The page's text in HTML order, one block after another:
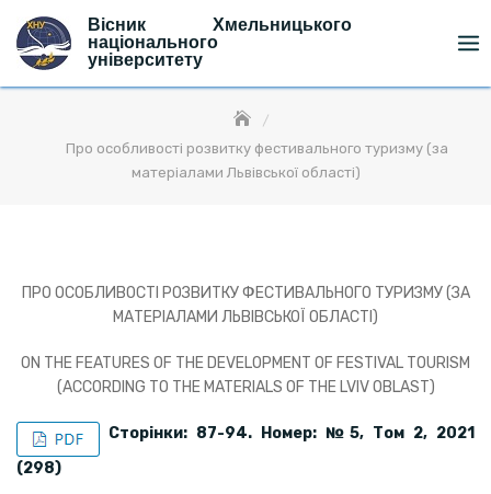
content
Вісник Хмельницького
національного
університету
Про особливості розвитку фестивального туризму (за
матеріалами Львівської області)
ПРО ОСОБЛИВОСТІ РОЗВИТКУ ФЕСТИВАЛЬНОГО ТУРИЗМУ (ЗА
МАТЕРІАЛАМИ ЛЬВІВСЬКОЇ ОБЛАСТІ)
ON THE FEATURES OF THE DEVELOPMENT OF FESTIVAL TOURISM
(ACCORDING TO THE MATERIALS OF THE LVIV OBLAST)
Сторінки: 87-94. Номер: № 5, Том 2, 2021
(298)